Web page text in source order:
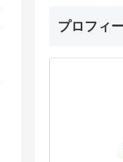
プロフィ